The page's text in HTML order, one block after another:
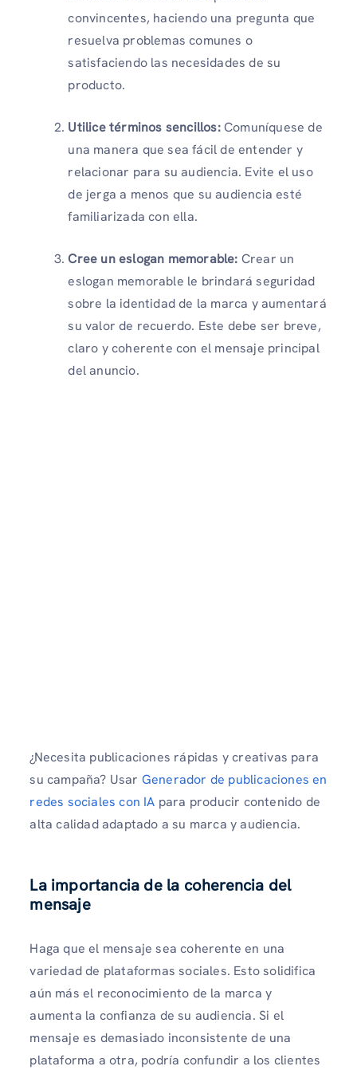
convincentes, haciendo una pregunta que
resuelva problemas comunes o
satisfaciendo las necesidades de su
producto.
Utilice términos sencillos:Comuníquese de
una manera que sea fácil de entender y
relacionar para su audiencia. Evite el uso
de jerga a menos que su audiencia esté
familiarizada con ella.
Cree un eslogan memorable: Crear un
eslogan memorable le brindará seguridad
sobre la identidad de la marca y aumentará
su valor de recuerdo. Este debe ser breve,
claro y coherente con el mensaje principal
del anuncio.
¿Necesita publicaciones rápidas y creativas para
su campaña? Usar Generador de publicaciones en
redes sociales con IA para producir contenido de
alta calidad adaptado a su marca y audiencia.
La importancia de la coherencia del
mensaje
Haga que el mensaje sea coherente en una
variedad de plataformas sociales. Esto solidifica
aún más el reconocimiento de la marca y
aumenta la confianza de su audiencia. Si el
mensaje es demasiado inconsistente de una
plataforma a otra, podría confundir a los clientes